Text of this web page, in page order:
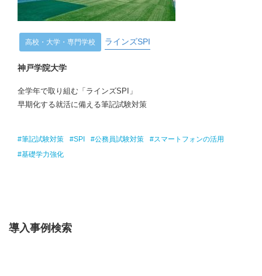
高校・大学・専門学校 ラインズSPI
神戸学院大学
全学年で取り組む「ラインズSPI」
早期化する就活に備える筆記試験対策
#筆記試験対策 #SPI #公務員試験対策
#スマートフォンの活用
#基礎学力強化
導入事例検索